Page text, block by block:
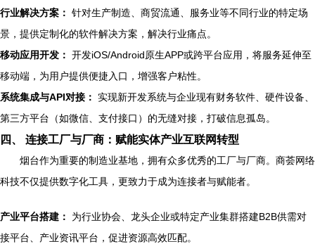
行业解决方案： 针对生产制造、商贸流通、服务业等不同行业的特定场
景，提供定制化的软件解决方案，解决行业痛点。
移动应用开发： 开发iOS/Android原生APP或跨平台应用，将服务延伸至
移动端，为用户提供便捷入口，增强客户粘性。
系统集成与API对接： 实现新开发系统与企业现有财务软件、硬件设备、
第三方平台（如微信、支付接口）的无缝对接，打破信息孤岛。
四、 连接工厂与厂商：赋能实体产业互联网转型
烟台作为重要的制造业基地，拥有众多优秀的工厂与厂商。商荟网络
科技不仅提供数字化工具，更致力于成为连接者与赋能者。
产业平台搭建：
为行业协会、龙头企业或特定产业集群搭建B2B供需对
接平台、产业资讯平台，促进资源高效匹配。